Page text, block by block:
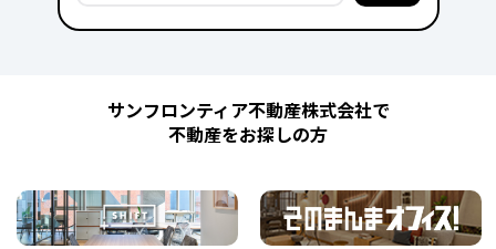
サンフロンティア不動産株式会社で
不動産をお探しの方